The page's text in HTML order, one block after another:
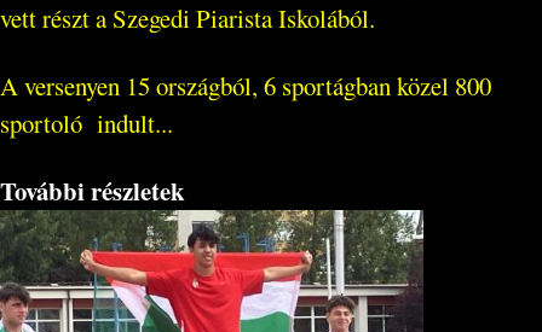
vett részt a Szegedi Piarista Iskolából.
A versenyen 15 országból, 6 sportágban közel 800
sportoló indult...
További részletek